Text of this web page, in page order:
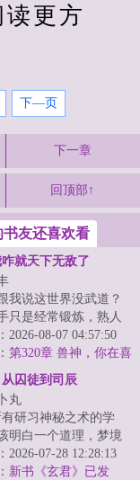
更方
下—页
下一章
回顶部↑
友还喜欢看
就天下无敌了
我说这世界没武道？
只是经常锻炼，熟人
？不可能，绝不可
有境界...
2026-08-07 04:57:50
第320章 兽神，你在喜
从囚徒到司辰
丸
研习神秘之术的学
明白一个道理，梦境
那梦境的尽头，是通向
...
2026-07-28 12:28:13
新书《玄君》已发